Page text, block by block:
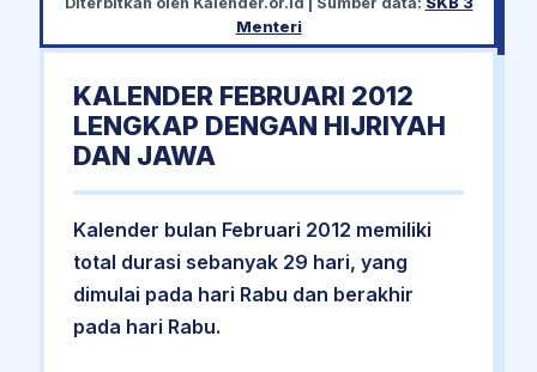
Menteri
KALENDER FEBRUARI 2012
LENGKAP DENGAN HIJRIYAH
DAN JAWA
Kalender bulan Februari 2012 memiliki
total durasi sebanyak 29 hari, yang
dimulai pada hari Rabu dan berakhir
pada hari Rabu.